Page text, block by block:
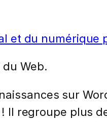
et du numérique
Web.
sur
Il regroupe plus